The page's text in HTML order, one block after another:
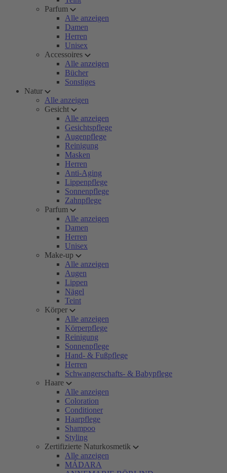
Parfum
Alle anzeigen
Damen
Herren
Unisex
Accessoires
Alle anzeigen
Bücher
Sonstiges
Natur
Alle anzeigen
Gesicht
Alle anzeigen
Gesichtspflege
Augenpflege
Reinigung
Masken
Herren
Anti-Aging
Lippenpflege
Sonnenpflege
Zahnpflege
Parfum
Alle anzeigen
Damen
Herren
Unisex
Make-up
Alle anzeigen
Augen
Lippen
Nägel
Teint
Körper
Alle anzeigen
Körperpflege
Reinigung
Sonnenpflege
Hand- & Fußpflege
Herren
Schwangerschafts- & Babypflege
Haare
Alle anzeigen
Coloration
Conditioner
Haarpflege
Shampoo
Styling
Zertifizierte Naturkosmetik
Alle anzeigen
MÁDARA